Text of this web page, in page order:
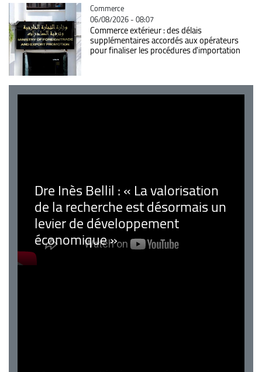
Catégorie
Commerce
06/08/2026 - 08:07
Commerce extérieur : des délais
supplémentaires accordés aux opérateurs
pour finaliser les procédures d'importation
Dre Inès Bellil : « La valorisation
de la recherche est désormais un
levier de développement
économique »